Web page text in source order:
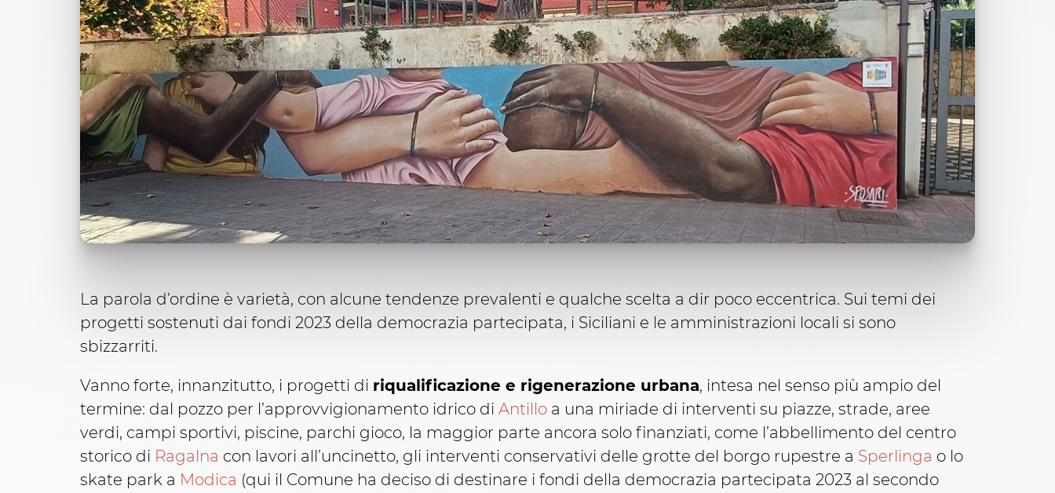
La parola d’ordine è varietà, con alcune tendenze prevalenti e qualche scelta a dir poco eccentrica. Sui temi dei
progetti sostenuti dai fondi 2023 della democrazia partecipata, i Siciliani e le amministrazioni locali si sono
sbizzarriti.
Vanno forte, innanzitutto, i progetti di riqualificazione e rigenerazione urbana, intesa nel senso più ampio del
termine: dal pozzo per l’approvvigionamento idrico di Antillo a una miriade di interventi su piazze, strade, aree
verdi, campi sportivi, piscine, parchi gioco, la maggior parte ancora solo finanziati, come l’abbellimento del centro
storico di Ragalna con lavori all’uncinetto, gli interventi conservativi delle grotte del borgo rupestre a Sperlinga o lo
skate park a Modica (qui il Comune ha deciso di destinare i fondi della democrazia partecipata 2023 al secondo